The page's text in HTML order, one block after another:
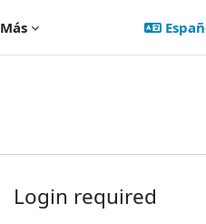
Más
Login required